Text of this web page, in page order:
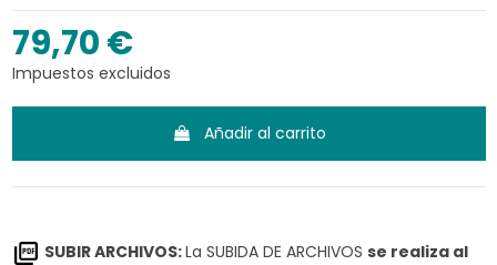
79,70 €
Impuestos excluidos
Añadir al carrito
SUBIR ARCHIVOS:La SUBIDA DE ARCHIVOS se realiza al